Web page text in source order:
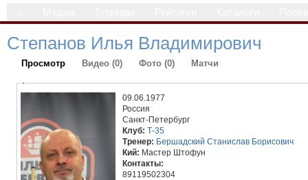
Степанов Илья Владимирович
Просмотр Видео (0) Фото (0) Матчи
-
09.06.1977
Россия
Санкт-Петербург
Клуб:Т-35
Тренер: Бершадский Станислав Борисович
Кий: Мастер Штофун
Контакты:
89119502304